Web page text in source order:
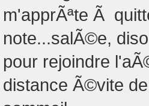
m'apprÃªte Ã
note...salÃ©e,
pour rejoindre
distance Ã©vite